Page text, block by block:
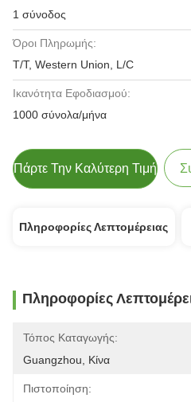
1 σύνοδος
Όροι Πληρωμής:
T/T, Western Union, L/C
Ικανότητα Εφοδιασμού:
1000 σύνολα/μήνα
Πάρτε Την Καλύτερη Τιμή
Πληροφορίες Λεπτομέρειας
Πληροφορίες
Τόπος Καταγωγής:
Guangzhou, Κίνα
Πιστοποίηση: